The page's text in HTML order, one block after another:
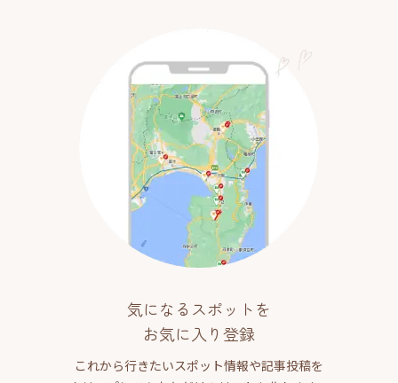
気になるスポットを
お気に入り登録
これから行きたいスポット情報や記事投稿を